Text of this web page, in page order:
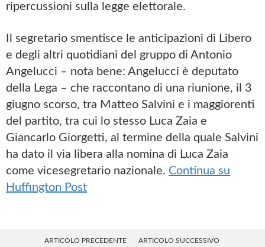
ripercussioni sulla legge elettorale.
Il segretario smentisce le anticipazioni di Libero
e degli altri quotidiani del gruppo di Antonio
Angelucci – nota bene: Angelucci è deputato
della Lega – che raccontano di una riunione, il 3
giugno scorso, tra Matteo Salvini e i maggiorenti
del partito, tra cui lo stesso Luca Zaia e
Giancarlo Giorgetti, al termine della quale Salvini
ha dato il via libera alla nomina di Luca Zaia
come vicesegretario nazionale. Continua su
Huffington Post
ARTICOLO PRECEDENTE ARTICOLO SUCCESSIVO